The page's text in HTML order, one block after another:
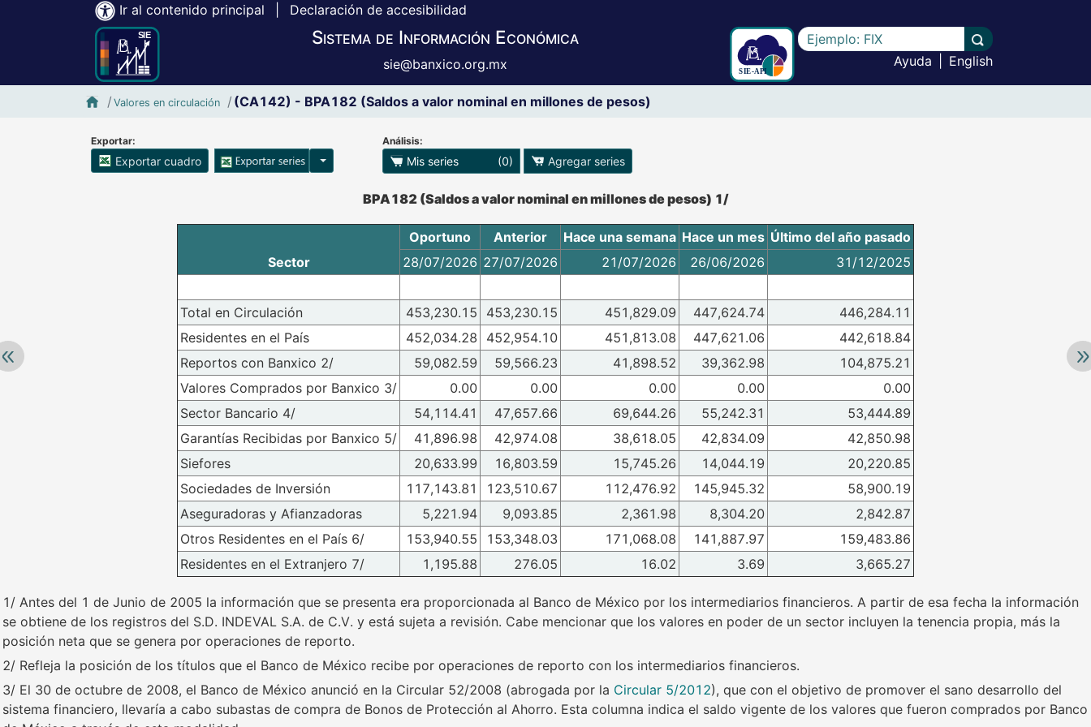
Ir al contenido principal Declaración de accesibilidad
Sistema de Información Económica
sie@banxico.org.mx
Escriba el texto a buscar
Llevar a cabo la
Ayuda
English
Inicio SIE-Banxico
Valores en circulación (CA142) - BPA182 (Saldos a valor nominal en millones de pesos)
Exportar:
Exportar cuadro Opciones para exportar series
Análisis:
Mis series (0) Agregar series
Retroceder:
Accesibilidad de Cuadros Analíticos, al exportar el cuadro se pueden manipular los datos en XLS
BPA182 (Saldos a valor nominal en millones de pesos) 1/
Sector
Oportuno Anterior Hace una semana Hace un mes Último del año pasado
28/07/2026 27/07/2026 21/07/2026 26/06/2026 31/12/2025
Total en Circulación 453,230.15 453,230.15 451,829.09 447,624.74
446,284.11
Residentes en el País
452,034.28 452,954.10 451,813.08 447,621.06
442,618.84
Reportos con Banxico 2/
59,082.59 59,566.23 41,898.52 39,362.98
104,875.21
Valores Comprados por Banxico 3/
0.00 0.00 0.00 0.00
0.00
Sector Bancario 4/
54,114.41 47,657.66 69,644.26 55,242.31
53,444.89
Garantías Recibidas por Banxico 5/
41,896.98 42,974.08 38,618.05 42,834.09
42,850.98
Siefores
20,633.99 16,803.59 15,745.26 14,044.19
20,220.85
Sociedades de Inversión
117,143.81 123,510.67 112,476.92 145,945.32
58,900.19
Aseguradoras y Afianzadoras
5,221.94 9,093.85 2,361.98 8,304.20
2,842.87
Otros Residentes en el País 6/
153,940.55 153,348.03 171,068.08 141,887.97
159,483.86
Residentes en el Extranjero 7/
1,195.88 276.05 16.02 3.69 3,665.27
1/ Antes del 1 de Junio de 2005 la información que se presenta era proporcionada al Banco de México por los intermediarios financieros. A partir de esa fecha la información
se obtiene de los registros del S.D. INDEVAL S.A. de C.V. y está sujeta a revisión. Cabe mencionar que los valores en poder de un sector incluyen la tenencia propia, más la
posición neta que se genera por operaciones de reporto.
2/ Refleja la posición de los títulos que el Banco de México recibe por operaciones de reporto con los intermediarios financieros.
3/ El 30 de octubre de 2008, el Banco de México anunció en la Circular 52/2008 (abrogada por la Circular 5/2012), que con el objetivo de promover el sano desarrollo del
sistema financiero, llevaría a cabo subastas de compra de Bonos de Protección al Ahorro. Esta columna indica el saldo vigente de los valores que fueron comprados por Banco